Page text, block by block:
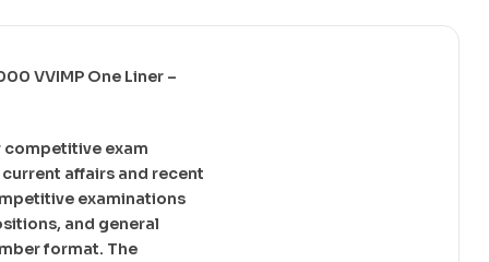
VVIMP One Liner –
competitive exam
affairs and recent
examinations
and general
format. The